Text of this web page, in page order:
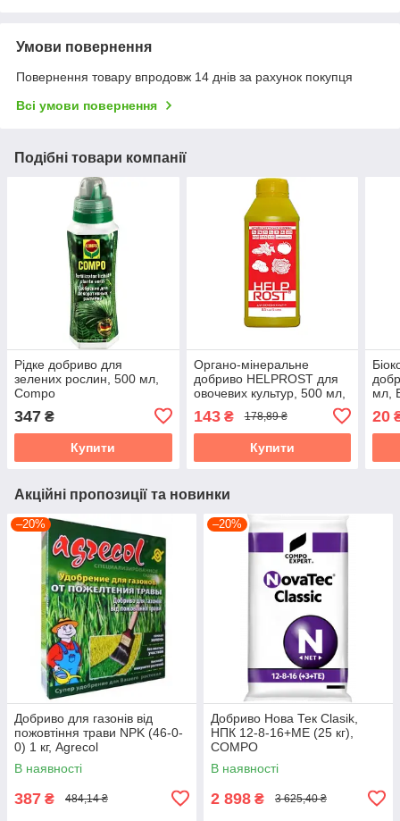
Умови повернення
Повернення товару впродовж 14 днів за рахунок покупця
Всі умови повернення
Подібні товари компанії
Рідке добриво для
зелених рослин, 500 мл,
Compo
347 ₴
Купити
Органо-мінеральне
добриво HELPROST для
овочевих культур, 500 мл,
143₴ 178,89 ₴
Купити
мл,
20
Акційні пропозиції та новинки
–20%
Добриво для газонів від
пожовтіння трави NPK (46-0-
0) 1 кг, Agrecol
В наявності
387 ₴ 484,14 ₴
–20%
Добриво Нова Тек Clasik,
НПК 12-8-16+МЕ (25 кг),
COMPO
В наявності
2 898 ₴ 3 625,40 ₴